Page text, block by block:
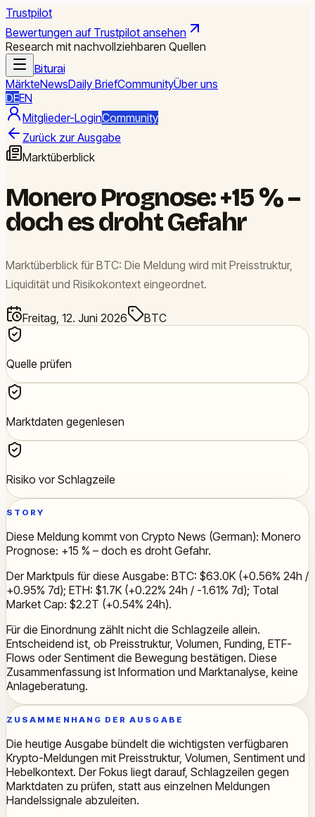
Trustpilot
Bewertungen auf Trustpilot ansehen
Research mit nachvollziehbaren Quellen
Biturai
MärkteNewsDaily BriefCommunityÜber uns
DEEN
Mitglieder-LoginCommunity
Zurück zur Ausgabe
Marktüberblick
Monero Prognose: +15 % –
doch es droht Gefahr
Marktüberblick für BTC: Die Meldung wird mit Preisstruktur,
Liquidität und Risikokontext eingeordnet.
Freitag, 12. Juni 2026 BTC
Quelle prüfen
Marktdaten gegenlesen
Risiko vor Schlagzeile
STORY
Diese Meldung kommt von Crypto News (German): Monero
Prognose: +15 % – doch es droht Gefahr.
Der Marktpuls für diese Ausgabe: BTC: $63.0K (+0.56% 24h /
+0.95% 7d); ETH: $1.7K (+0.22% 24h / -1.61% 7d); Total
Market Cap: $2.2T (+0.54% 24h).
Für die Einordnung zählt nicht die Schlagzeile allein.
Entscheidend ist, ob Preisstruktur, Volumen, Funding, ETF-
Flows oder Sentiment die Bewegung bestätigen. Diese
Zusammenfassung ist Information und Marktanalyse, keine
Anlageberatung.
ZUSAMMENHANG DER AUSGABE
Die heutige Ausgabe bündelt die wichtigsten verfügbaren
Krypto-Meldungen mit Preisstruktur, Volumen, Sentiment und
Hebelkontext. Der Fokus liegt darauf, Schlagzeilen gegen
Marktdaten zu prüfen, statt aus einzelnen Meldungen
Handelssignale abzuleiten.